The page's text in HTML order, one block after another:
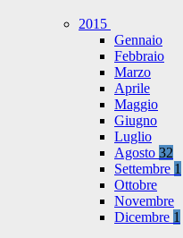
2015
Gennaio
Febbraio
Marzo
Aprile
Maggio
Giugno
Luglio
Agosto 32
Settembre 1
Ottobre
Novembre
Dicembre 1